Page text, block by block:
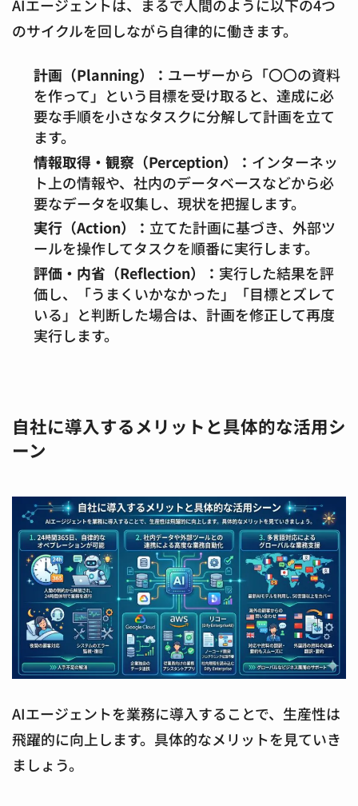
AIエージェントは、まるで人間のように以下の4つ
のサイクルを回しながら自律的に働きます。
計画（Planning）： ユーザーから「〇〇の資料
を作って」という目標を受け取ると、達成に必
要な手順を小さなタスクに分解して計画を立て
ます。
情報取得・観察（Perception）： インターネッ
ト上の情報や、社内のデータベースなどから必
要なデータを収集し、現状を把握します。
実行（Action）： 立てた計画に基づき、外部ツ
ールを操作してタスクを順番に実行します。
評価・内省（Reflection）： 実行した結果を評
価し、「うまくいかなかった」「目標とズレて
いる」と判断した場合は、計画を修正して再度
実行します。
自社に導入するメリットと具体的な活用シ
ーン
AIエージェントを業務に導入することで、生産性は
飛躍的に向上します。具体的なメリットを見ていき
ましょう。